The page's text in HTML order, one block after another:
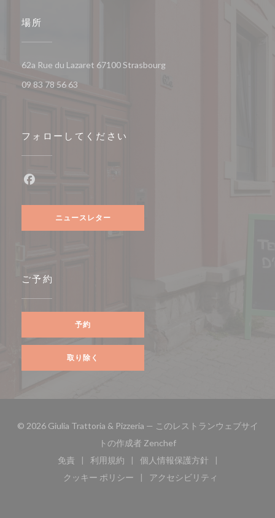
場所
62a Rue du Lazaret 67100 Strasbourg((新しいウィンドウで開きま
09 83 78 56 63
フォローしてください
ニュースレター
ご予約
予約
取り除く
© 2026 Giulia Trattoria & Pizzeria — このレストランウェブサイ
トの作成者 Zenchef((新しいウィンドウで開
免責
((新しいウィンドウで開きます))
利用規約
((新しいウィンドウで開きます))
個人情報保護方針
((新しいウィンドウで開
クッキー ポリシー
((新しいウィンドウで開きます))
アクセシビリティ
((新しいウィンドウで